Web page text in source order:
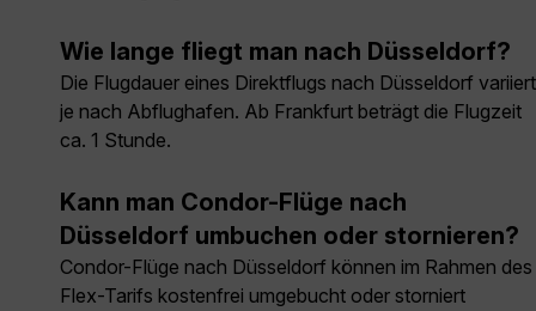
Wie lange fliegt man nach Düsseldorf?
Die Flugdauer eines Direktflugs nach Düsseldorf variiert
je nach Abflughafen. Ab Frankfurt beträgt die Flugzeit
ca. 1 Stunde.
Kann man Condor-Flüge nach
Düsseldorf umbuchen oder stornieren?
Condor-Flüge nach Düsseldorf können im Rahmen des
Flex-Tarifs kostenfrei umgebucht oder storniert